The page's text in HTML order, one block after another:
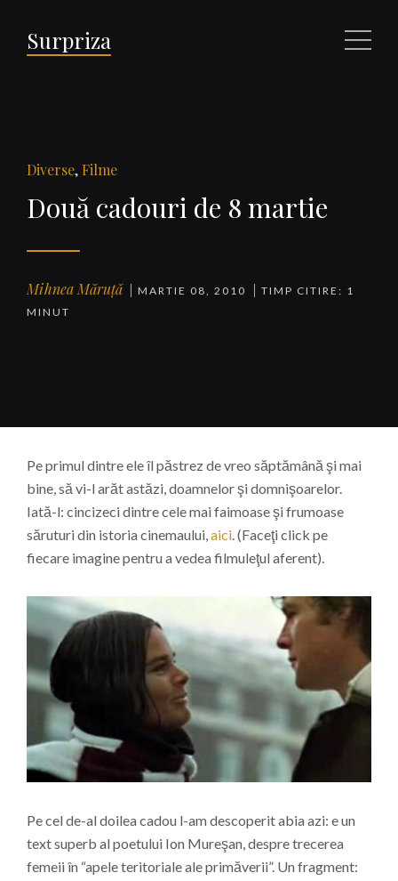
Surpriza Meniu
Diverse, Filme
Două cadouri de 8 martie
Mihnea Măruță MARTIE 08, 2010
TIMP CITIRE: 1
MINUT
Pe primul dintre ele îl păstrez de vreo săptămână şi mai
bine, să vi-l arăt astăzi, doamnelor şi domnişoarelor.
Iată-l: cincizeci dintre cele mai faimoase şi frumoase
săruturi din istoria cinemaului,aici. (Faceţi click pe
fiecare imagine pentru a vedea filmuleţul aferent).
Pe cel de-al doilea cadou l-am descoperit abia azi: e un
text superb al poetului Ion Mureşan, despre trecerea
femeii în “apele teritoriale ale primăverii”. Un fragment: